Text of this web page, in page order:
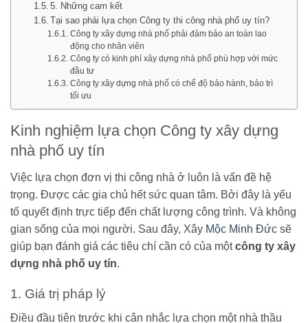
5. Những cam kết
Tại sao phải lựa chọn Công ty thi công nhà phố uy tín?
Công ty xây dựng nhà phố phải đảm bảo an toàn lao
động cho nhân viên
Công ty có kinh phí xây dựng nhà phố phù hợp với mức
đầu tư
Công ty xây dựng nhà phố có chế độ bảo hành, bảo trì
tối ưu
Kinh nghiệm lựa chọn Công ty xây dựng
nhà phố uy tín
Việc lựa chọn đơn vị thi công nhà ở luôn là vấn đề hệ
trọng. Được các gia chủ hết sức quan tâm. Bởi đây là yếu
tố quyết định trực tiếp đến chất lượng công trình. Và không
gian sống của mọi người. Sau đây, Xây Mộc Minh Đức sẽ
giúp bạn đánh giá các tiêu chí cần có của mộtcông ty xây
dựng nhà phố uy tín.
1. Giá trị pháp lý
Điều đầu tiên trước khi cân nhắc lựa chọn một nhà thầu